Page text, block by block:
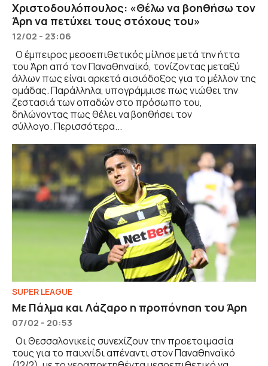
Χριστοδουλόπουλος: «Θέλω να βοηθήσω τον
Άρη να πετύχει τους στόχους του»
12/02 - 23:06
Ο έμπειρος μεσοεπιθετικός μίλησε μετά την ήττα
του Άρη από τον Παναθηναϊκό, τονίζοντας μεταξύ
άλλων πως είναι αρκετά αισιόδοξος για το μέλλον της
ομάδας. Παράλληλα, υπογράμμισε πως νιώθει την
ζεστασιά των οπαδών στο πρόσωπο του,
δηλώνοντας πως θέλει να βοηθήσει τον
σύλλογο. Περισσότερα...
SUPER LEAGUE
Mε Πάλμα και Λάζαρο η προπόνηση του Άρη
07/02 - 20:53
Οι Θεσσαλονικείς συνεχίζουν την προετοιμασία
τους για το παιχνίδι απέναντι στον Παναθηναϊκό